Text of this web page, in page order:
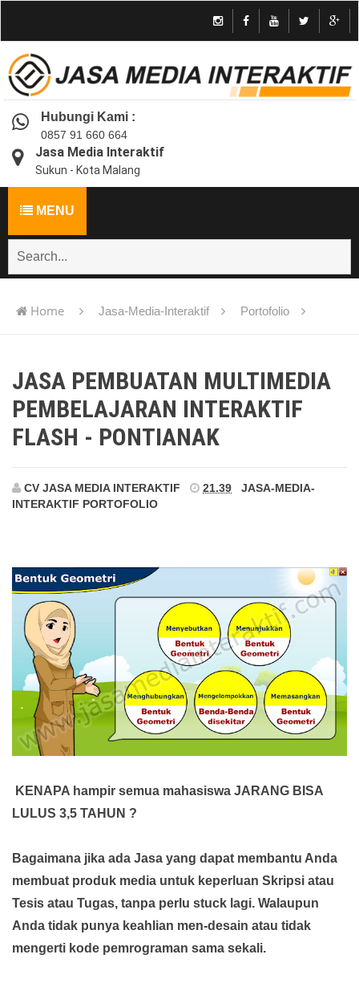
Hubungi Kami :
0857 91 660 664
Jasa Media Interaktif
Sukun - Kota Malang
MENU
Home Jasa-Media-Interaktif Portofolio
JASA PEMBUATAN MULTIMEDIA
PEMBELAJARAN INTERAKTIF
FLASH - PONTIANAK
CV JASA MEDIA INTERAKTIF 21.39
JASA-MEDIA-
INTERAKTIF PORTOFOLIO
KENAPA hampir semua mahasiswa JARANG BISA
LULUS 3,5 TAHUN ?
Bagaimana jika ada Jasa yang dapat membantu Anda
membuat produk media untuk keperluan Skripsi atau
Tesis atau Tugas, tanpa perlu stuck lagi. Walaupun
Anda tidak punya keahlian men-desain atau tidak
mengerti kode pemrograman sama sekali.